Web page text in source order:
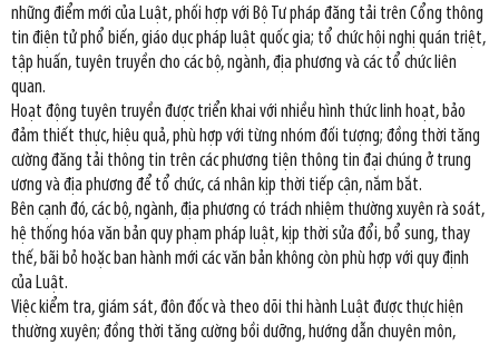
những điểm mới của Luật, phối hợp với Bộ Tư pháp đăng tải trên Cổng thông
tin điện tử phổ biến, giáo dục pháp luật quốc gia; tổ chức hội nghị quán triệt,
tập huấn, tuyên truyền cho các bộ, ngành, địa phương và các tổ chức liên
quan.
Hoạt động tuyên truyền được triển khai với nhiều hình thức linh hoạt, bảo
đảm thiết thực, hiệu quả, phù hợp với từng nhóm đối tượng; đồng thời tăng
cường đăng tải thông tin trên các phương tiện thông tin đại chúng ở trung
ương và địa phương để tổ chức, cá nhân kịp thời tiếp cận, nắm bắt.
Bên cạnh đó, các bộ, ngành, địa phương có trách nhiệm thường xuyên rà soát,
hệ thống hóa văn bản quy phạm pháp luật, kịp thời sửa đổi, bổ sung, thay
thế, bãi bỏ hoặc ban hành mới các văn bản không còn phù hợp với quy định
của Luật.
Việc kiểm tra, giám sát, đôn đốc và theo dõi thi hành Luật được thực hiện
thường xuyên; đồng thời tăng cường bồi dưỡng, hướng dẫn chuyên môn,